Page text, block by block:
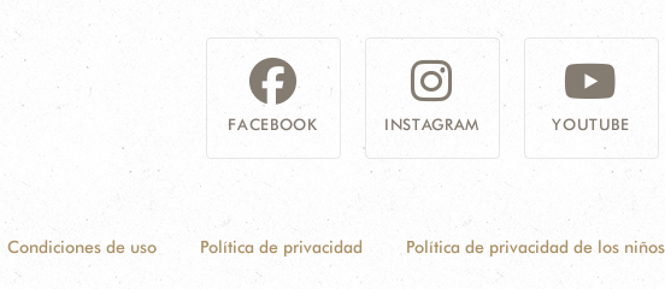
FACEBOOK INSTAGRAM YOUTUBE
Condiciones de uso Política de privacidad Política de privacidad de los niños